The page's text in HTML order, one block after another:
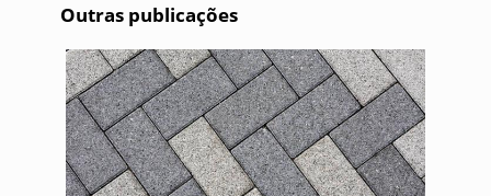
Outras publicações